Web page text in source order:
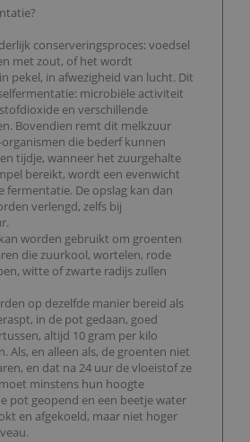
conserveringsproces: voedsel
met zout, of het wordt
pekel, in afwezigheid van lucht. Dit
microbiële activiteit
en verschillende
Bovendien remt dit melkzuur
die bederf kunnen
tijdje, wanneer het zuurgehalte
bereikt, wordt een evenwicht
fermentatie. De opslag kan dan
verlengd, zelfs bij
worden gebruikt om groenten
die zuurkool, wortelen, rode
witte of zwarte radijs zullen
op dezelfde manier bereid als
in de pot gedaan, goed
altijd 10 gram per kilo
Als, en alleen als, de groenten niet
en dat na 24 uur de vloeistof ze
minstens hun hoogte
pot geopend en een beetje water
en afgekoeld, maar niet hoger